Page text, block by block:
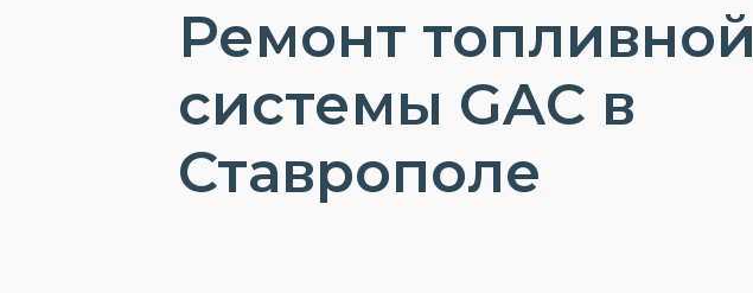
Ремонт топливной
системы GAC в
Ставрополе